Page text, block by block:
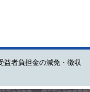
益者負担金の減免・徴収